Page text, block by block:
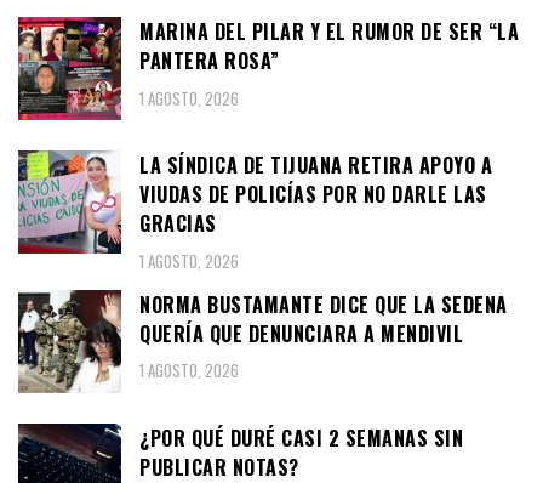
MARINA DEL PILAR Y EL RUMOR DE SER “LA
PANTERA ROSA”
1 AGOSTO, 2026
LA SÍNDICA DE TIJUANA RETIRA APOYO A
VIUDAS DE POLICÍAS POR NO DARLE LAS
GRACIAS
1 AGOSTO, 2026
NORMA BUSTAMANTE DICE QUE LA SEDENA
QUERÍA QUE DENUNCIARA A MENDIVIL
1 AGOSTO, 2026
¿POR QUÉ DURÉ CASI 2 SEMANAS SIN
PUBLICAR NOTAS?